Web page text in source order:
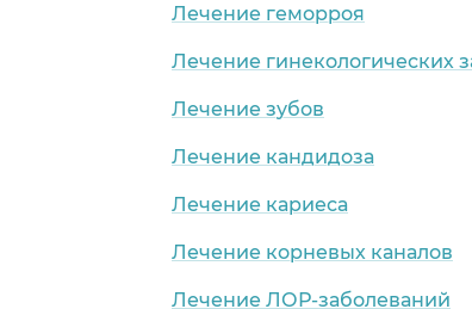
Лечение геморроя
Лечение гинекологических
Лечение зубов
Лечение кандидоза
Лечение кариеса
Лечение корневых каналов
Лечение ЛОР-заболеваний